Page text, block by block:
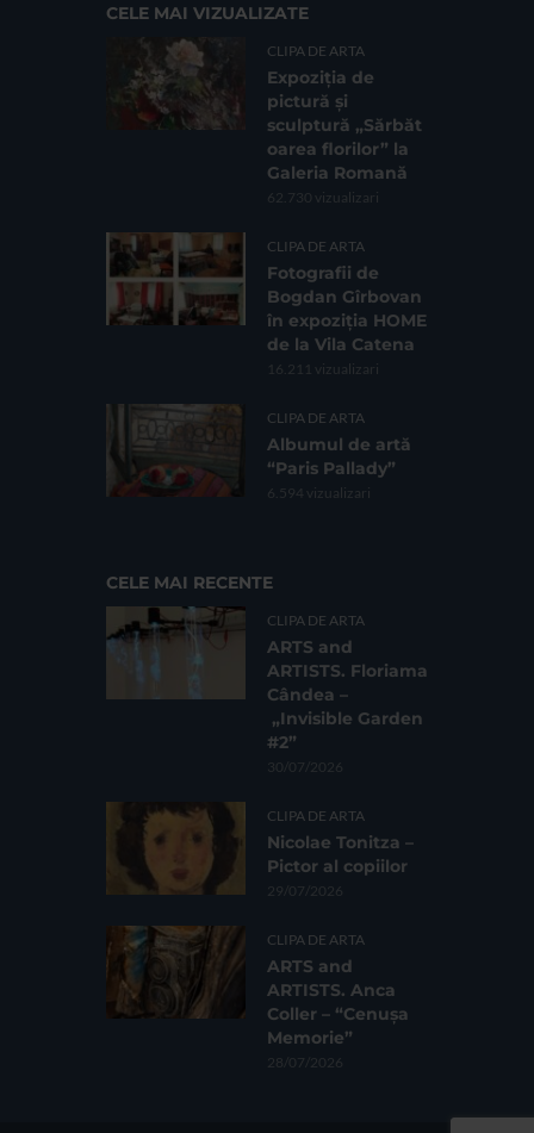
CELE MAI VIZUALIZATE
CLIPA DE ARTA
Expoziția de
pictură și
sculptură „Sărbăt
oarea florilor” la
Galeria Romană
62.730 vizualizari
CLIPA DE ARTA
Fotografii de
Bogdan Gîrbovan
în expoziția HOME
de la Vila Catena
16.211 vizualizari
CLIPA DE ARTA
Albumul de artă
“Paris Pallady”
6.594 vizualizari
CELE MAI RECENTE
CLIPA DE ARTA
ARTS and
ARTISTS. Floriama
Cândea –
„Invisible Garden
#2”
30/07/2026
CLIPA DE ARTA
Nicolae Tonitza –
Pictor al copiilor
29/07/2026
CLIPA DE ARTA
ARTS and
ARTISTS. Anca
Coller – “Cenușa
Memorie”
28/07/2026